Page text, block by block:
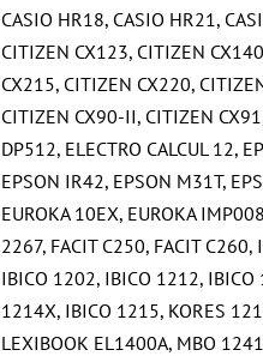
CASIO HR18, CASIO HR21 ,
CITIZEN CX123, CITIZEN CX140
CX215, CITIZEN CX220,
CITIZEN CX90-II, CITIZEN CX91
DP512, ELECTRO CALCUL 12,
EPSON IR42, EPSON M31T,
EUROKA 10EX, EUROKA
2267, FACIT C250, FACIT C260,
IBICO 1202, IBICO 1212, IBICO
1214X, IBICO 1215, KORES
LEXIBOOK EL1400A, MBO